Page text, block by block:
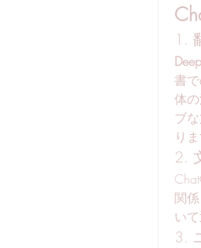
1.
書
体
ブ
りま
2.
関
い
3.